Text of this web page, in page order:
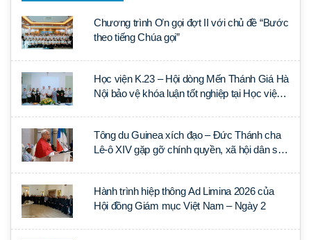
Chương trình Ơn gọi đợt II với chủ đề “Bước
theo tiếng Chúa gọi”
Học viện K.23 – Hội dòng Mến Thánh Giá Hà
Nội bảo vệ khóa luận tốt nghiệp tại Học viện
Tông du Guinea xích đạo – Đức Thánh cha
Lê-ô XIV gặp gỡ chính quyền, xã hội dân sự
Hành trình hiệp thông Ad Limina 2026 của
Hội đồng Giám mục Việt Nam – Ngày 2